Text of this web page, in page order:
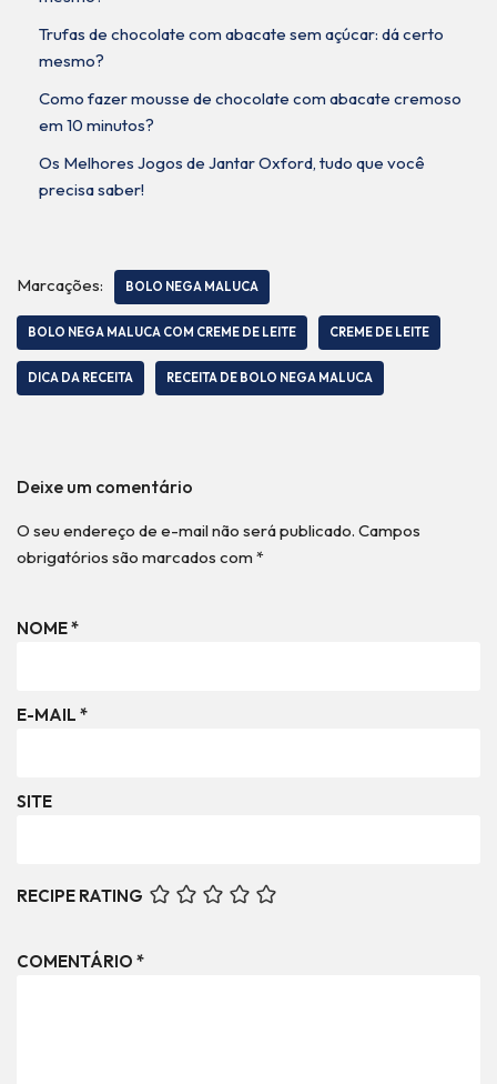
Trufas de chocolate com abacate sem açúcar: dá certo
mesmo?
Como fazer mousse de chocolate com abacate cremoso
em 10 minutos?
Os Melhores Jogos de Jantar Oxford, tudo que você
precisa saber!
Marcações: BOLO NEGA MALUCA
BOLO NEGA MALUCA COM CREME DE LEITE CREME DE LEITE
DICA DA RECEITA RECEITA DE BOLO NEGA MALUCA
Deixe um comentário
O seu endereço de e-mail não será publicado. Campos
obrigatórios são marcados com *
NOME*
E-MAIL *
SITE
RECIPE RATING
COMENTÁRIO *